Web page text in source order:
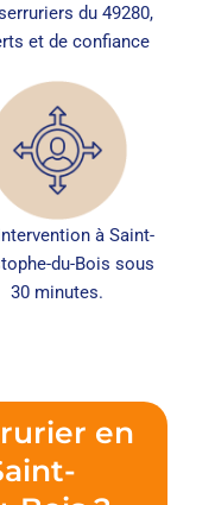
du 49280,
et de confiance
à Saint-
du-Bois sous
30 minutes.
en